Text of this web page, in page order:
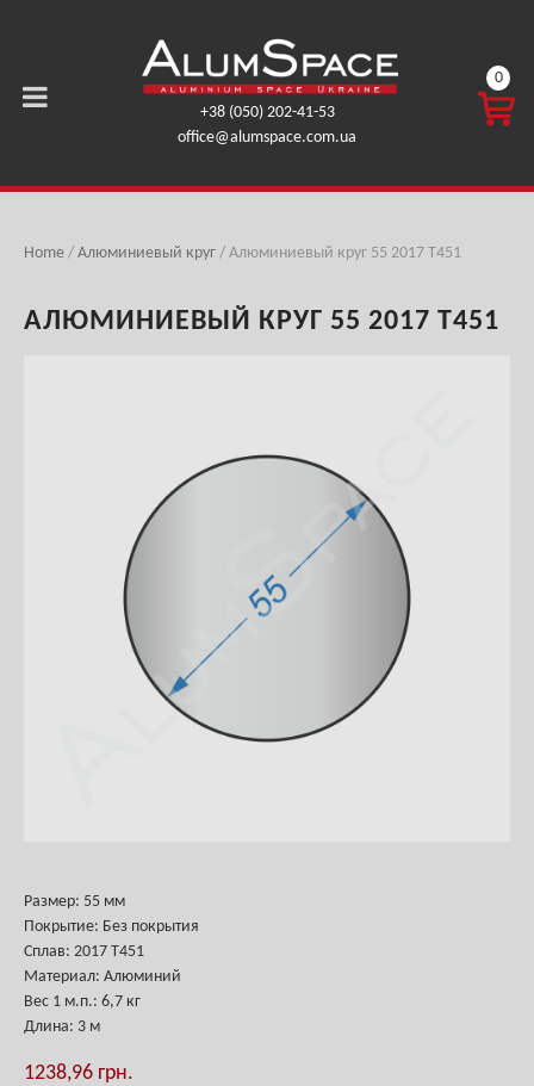
+38 (050) 202-41-53
office@alumspace.com.ua
КОРЗ
ГРН.
0
Home / Алюминиевый круг / Алюминиевый круг 55 2017 T451
АЛЮМИНИЕВЫЙ КРУГ 55 2017 T451
Размер: 55 мм
Покрытие: Без покрытия
Сплав: 2017 Т451
Материал: Алюминий
Вес 1 м.п.: 6,7 кг
Длина: 3 м
1238,96 грн.